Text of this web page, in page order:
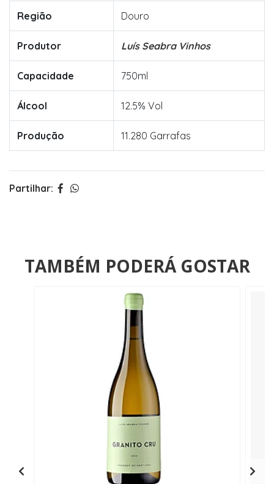
Região Douro
Produtor Luís Seabra Vinhos
Capacidade 750ml
Álcool 12.5% Vol
Produção 11.280 Garrafas
Partilhar:
TAMBÉM PODERÁ GOSTAR